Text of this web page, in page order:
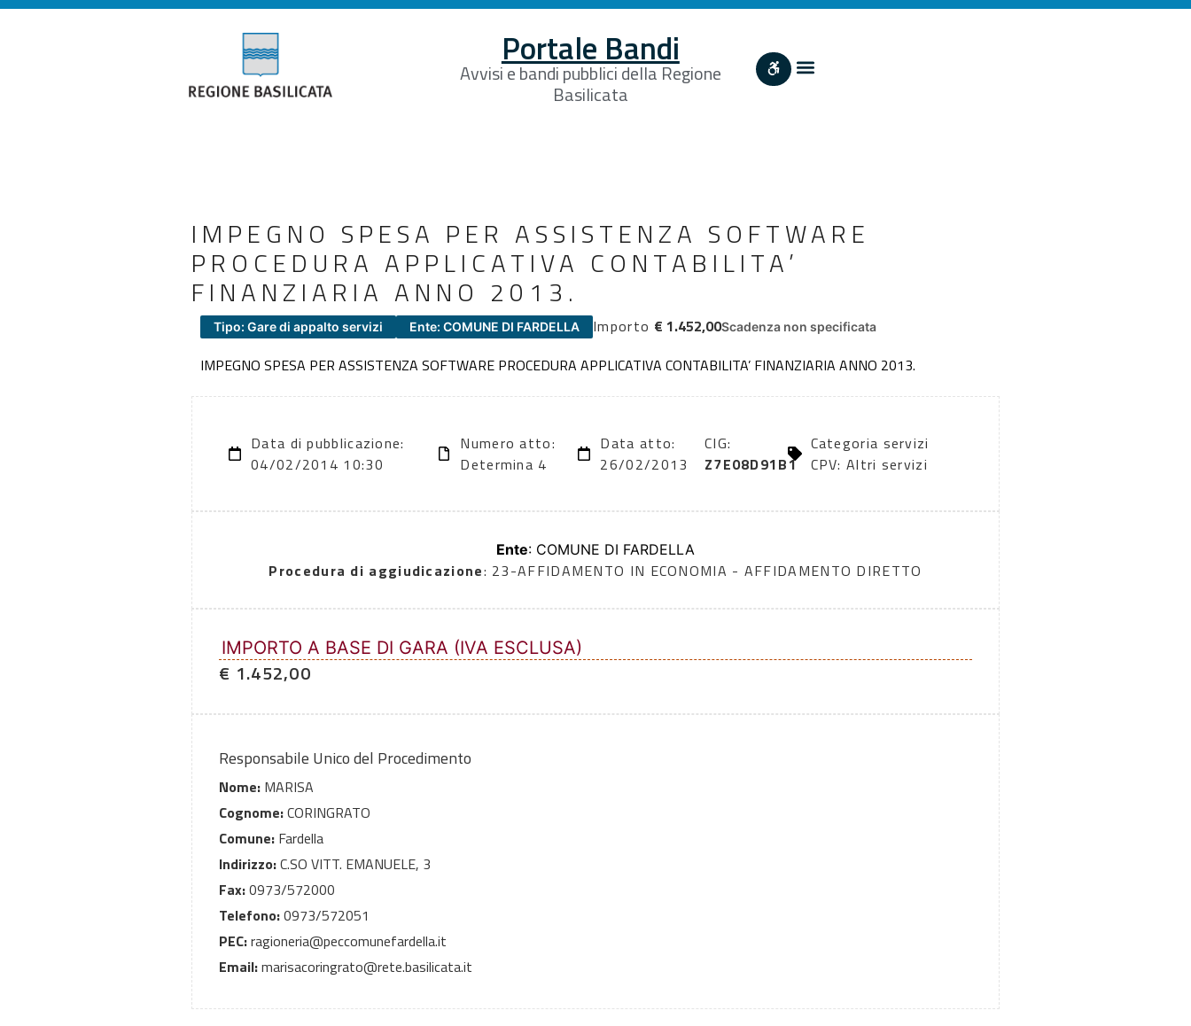
Portale Bandi
Avvisi e bandi pubblici della Regione
Basilicata
IMPEGNO SPESA PER ASSISTENZA SOFTWARE
PROCEDURA APPLICATIVA CONTABILITA’
FINANZIARIA ANNO 2013.
Tipo: Gare di appalto servizi Ente: COMUNE DI FARDELLA Importo € 1.452,00Scadenza non specificata
IMPEGNO SPESA PER ASSISTENZA SOFTWARE PROCEDURA APPLICATIVA CONTABILITA’ FINANZIARIA ANNO 2013.
Data di pubblicazione:
04/02/2014 10:30
Numero atto:
Determina 4
Data atto:
26/02/2013
CIG:
Z7E08D91B1
Categoria servizi
CPV: Altri servizi
Ente: COMUNE DI FARDELLA
Procedura di aggiudicazione: 23-AFFIDAMENTO IN ECONOMIA - AFFIDAMENTO DIRETTO
IMPORTO A BASE DI GARA (IVA ESCLUSA)
€ 1.452,00
Responsabile Unico del Procedimento
Nome: MARISA
Cognome:CORINGRATO
Comune: Fardella
Indirizzo:C.SO VITT. EMANUELE, 3
Fax:0973/572000
Telefono:0973/572051
PEC:ragioneria@peccomunefardella.it
Email:marisacoringrato@rete.basilicata.it